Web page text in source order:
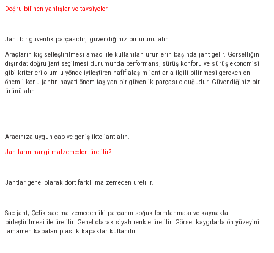
Doğru bilinen yanlışlar ve tavsiyeler
Jant bir güvenlik parçasıdır, güvendiğiniz bir ürünü alın.
Araçların kişiselleştirilmesi amacı ile kullanılan ürünlerin başında jant gelir. Görselliğin
dışında; doğru jant seçilmesi durumunda performans, sürüş konforu ve sürüş ekonomisi
gibi kriterleri olumlu yönde iyileştiren hafif alaşım jantlarla ilgili bilinmesi gereken en
önemli konu jantın hayati önem taşıyan bir güvenlik parçası olduğudur. Güvendiğiniz bir
ürünü alın.
Aracınıza uygun çap ve genişlikte jant alın.
Jantların hangi malzemeden üretilir?
Jantlar genel olarak dört farklı malzemeden üretilir.
Sac jant; Çelik sac malzemeden iki parçanın soğuk formlanması ve kaynakla
birleştirilmesi ile üretilir. Genel olarak siyah renkte üretilir. Görsel kaygılarla ön yüzeyini
tamamen kapatan plastik kapaklar kullanılır.